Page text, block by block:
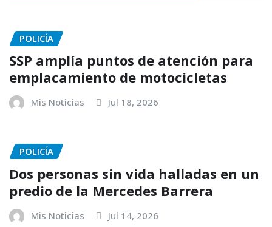
POLICÍA
SSP amplía puntos de atención para
emplacamiento de motocicletas
Mis Noticias Jul 18, 2026
POLICÍA
Dos personas sin vida halladas en un
predio de la Mercedes Barrera
Mis Noticias Jul 14, 2026